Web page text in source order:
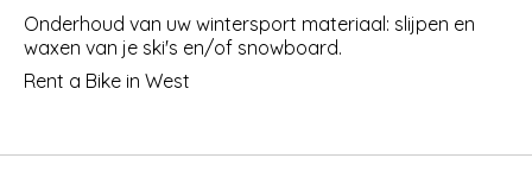
Onderhoud van uw wintersport materiaal: slijpen en
waxen van je ski's en/of snowboard.
Rent a Bike in West